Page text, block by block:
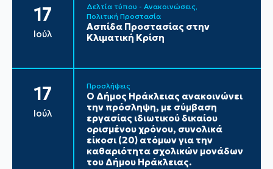
17
Ιούλ
Δελτία τύπου - Ανακοινώσεις
Πολιτική Προστασία
Ασπίδα Προστασίας στην
Κλιματική Κρίση
17
Ιούλ
Προσλήψεις
Ο Δήμος Ηράκλειας ανακοινώνει
την πρόσληψη, με σύμβαση
εργασίας ιδιωτικού δικαίου
ορισμένου χρόνου, συνολικά
είκοσι (20) ατόμων για την
καθαριότητα σχολικών μονάδων
του Δήμου Ηράκλειας.